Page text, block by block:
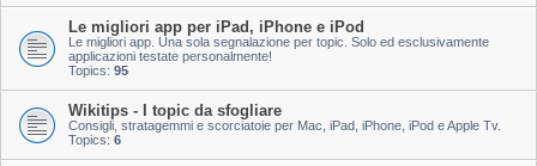
Le migliori app per iPad, iPhone e iPod
Le migliori app. Una sola segnalazione per topic. Solo ed esclusivamente
applicazioni testate personalmente!
Topics: 95
Wikitips - I topic da sfogliare
Consigli, stratagemmi e scorciatoie per Mac, iPad, iPhone, iPod e Apple Tv.
Topics: 6